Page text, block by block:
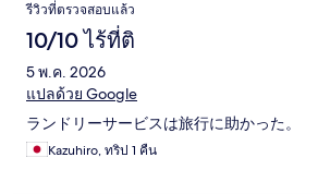
รีวิวที่ตรวจสอบแล้ว
10/10 ไร้ที่ติ
5 พ.ค. 2026
แปลด้วย Google
ランドリーサービスは旅行に助かった。
Kazuhiro, ทริป 1 คืน